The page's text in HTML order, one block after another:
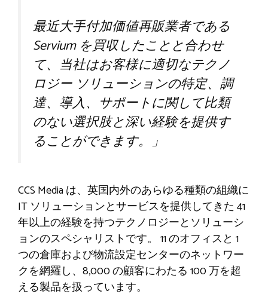
最近大手付加価値再販業者である
Servium を買収したことと合わせ
て、当社はお客様に適切なテクノ
ロジー ソリューションの特定、調
達、導入、サポートに関して比類
のない選択肢と深い経験を提供す
ることができます。」
CCS Media は、英国内外のあらゆる種類の組織に
IT ソリューションとサービスを提供してきた 41
年以上の経験を持つテクノロジーとソリューシ
ョンのスペシャリストです。 11 のオフィスと 1
つの倉庫および物流設定センターのネットワー
クを網羅し、8,000 の顧客にわたる 100 万を超
える製品を扱っています。